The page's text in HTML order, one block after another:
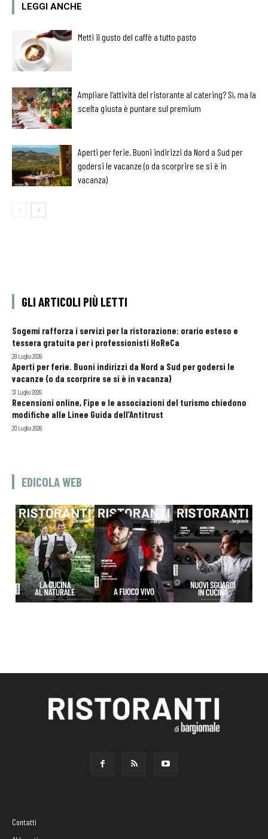
LEGGI ANCHE
Metti il gusto del caffè a tutto pasto
Ampliare l’attività del ristorante al catering? Sì, ma la
scelta giusta è puntare sul premium
Aperti per ferie. Buoni indirizzi da Nord a Sud per
godersi le vacanze (o da scorprire se si è in
vacanza)
GLI ARTICOLI PIÙ LETTI
Sogemi rafforza i servizi per la ristorazione: orario esteso e
tessera gratuita per i professionisti HoReCa
29 Luglio 2026
Aperti per ferie. Buoni indirizzi da Nord a Sud per godersi le
vacanze (o da scorprire se si è in vacanza)
31 Luglio 2026
Recensioni online, Fipe e le associazioni del turismo chiedono
modifiche alle Linee Guida dell’Antitrust
20 Luglio 2026
EDICOLA WEB
Contatti